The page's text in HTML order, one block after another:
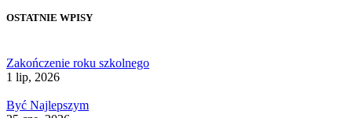
OSTATNIE WPISY
Zakończenie roku szkolnego
1 lip, 2026
Być Najlepszym